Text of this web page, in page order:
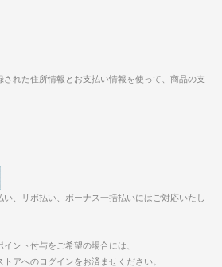
れた住所情報とお支払い情報を使って、商品の支
、リボ払い、ボーナス一括払いにはご対応いたし
ント付与をご希望の場合には、
アへのログインをお済ませください。